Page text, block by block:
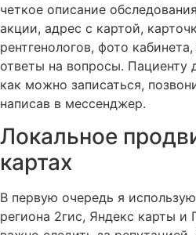
четкое описание
акции, адрес с картой,
рентгенологов, фото
ответы на вопросы. Пациенту
как можно записаться,
написав в мессенджер.
Локальное
картах
В первую очередь я
региона 2гис, Яндекс карты и